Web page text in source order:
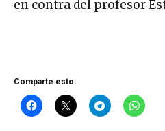
en contra del profesor
Comparte esto: